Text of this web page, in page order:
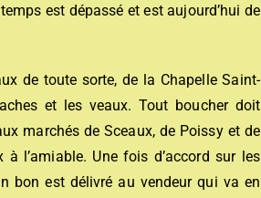
est dépassé et est aujourd’hui de
de toute sorte, de la Chapelle Saint-
et les veaux. Tout boucher doit
marchés de Sceaux, de Poissy et de
l’amiable. Une fois d’accord sur les
bon est délivré au vendeur qui va en